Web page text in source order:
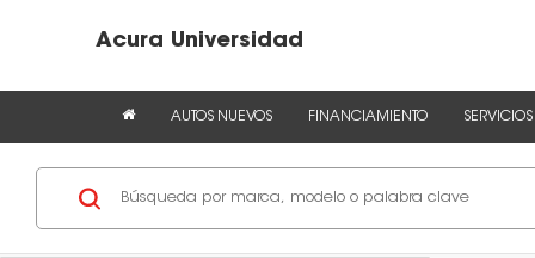
Acura Universidad
AUTOS NUEVOS FINANCIAMIENTO